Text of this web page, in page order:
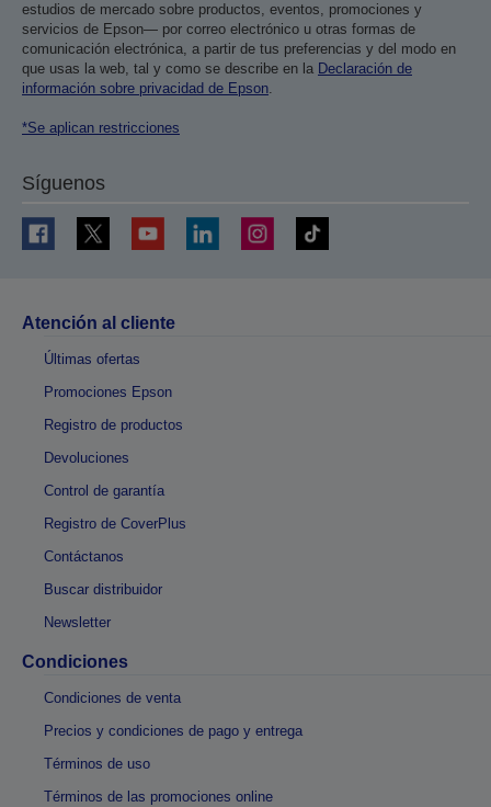
estudios de mercado sobre productos, eventos, promociones y
servicios de Epson— por correo electrónico u otras formas de
comunicación electrónica, a partir de tus preferencias y del modo en
que usas la web, tal y como se describe en la Declaración de
información sobre privacidad de Epson.
*Se aplican restricciones
Síguenos
Atención al cliente
Últimas ofertas
Promociones Epson
Registro de productos
Devoluciones
Control de garantía
Registro de CoverPlus
Contáctanos
Buscar distribuidor
Newsletter
Condiciones
Condiciones de venta
Precios y condiciones de pago y entrega
Términos de uso
Términos de las promociones online